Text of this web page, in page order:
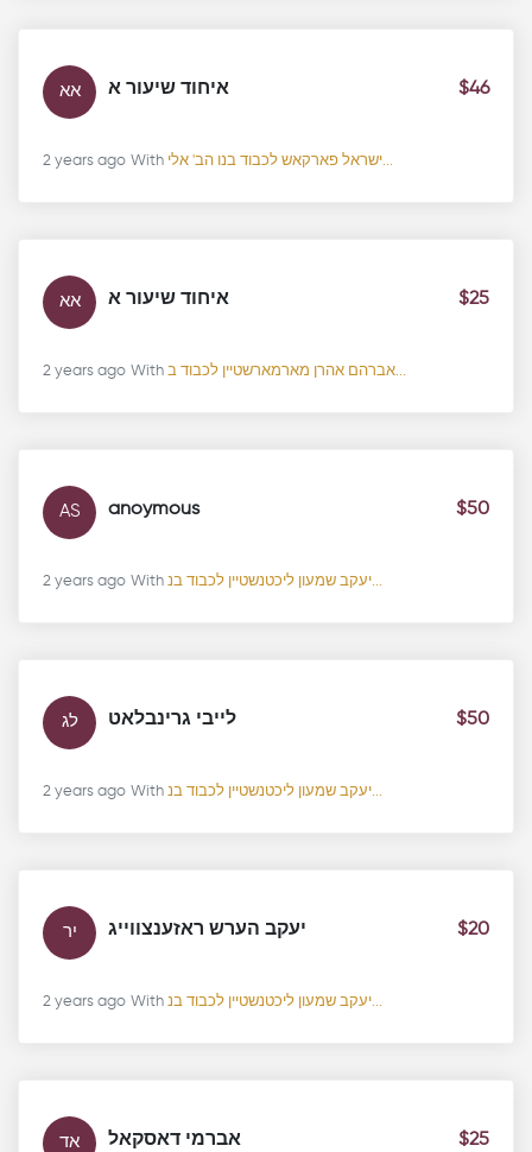
אא איחוד שיעור א $46
2 years ago With ישראל פארקאש לכבוד בנו הב' אלי...
אא איחוד שיעור א $25
2 years ago With אברהם אהרן מארמארשטיין לכבוד ב...
AS anoymous $50
2 years ago With יעקב שמעון ליכטנשטיין לכבוד בנ...
לג לייבי גרינבלאט $50
2 years ago With יעקב שמעון ליכטנשטיין לכבוד בנ...
יר יעקב הערש ראזענצווייג $20
2 years ago With יעקב שמעון ליכטנשטיין לכבוד בנ...
אד אברמי דאסקאל $25